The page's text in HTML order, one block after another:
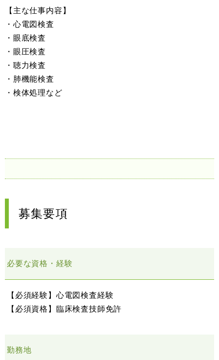
【主な仕事内容】
・心電図検査
・眼底検査
・眼圧検査
・聴力検査
・肺機能検査
・検体処理など
募集要項
必要な資格・経験
【必須経験】心電図検査経験
【必須資格】臨床検査技師免許
勤務地